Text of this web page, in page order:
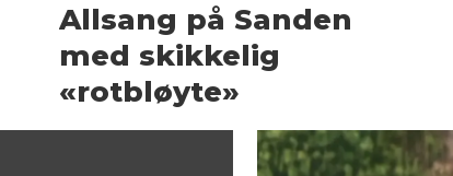
Allsang på Sanden
med skikkelig
«rotbløyte»